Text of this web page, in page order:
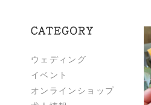
ウェディング
イベント
オンラインショップ